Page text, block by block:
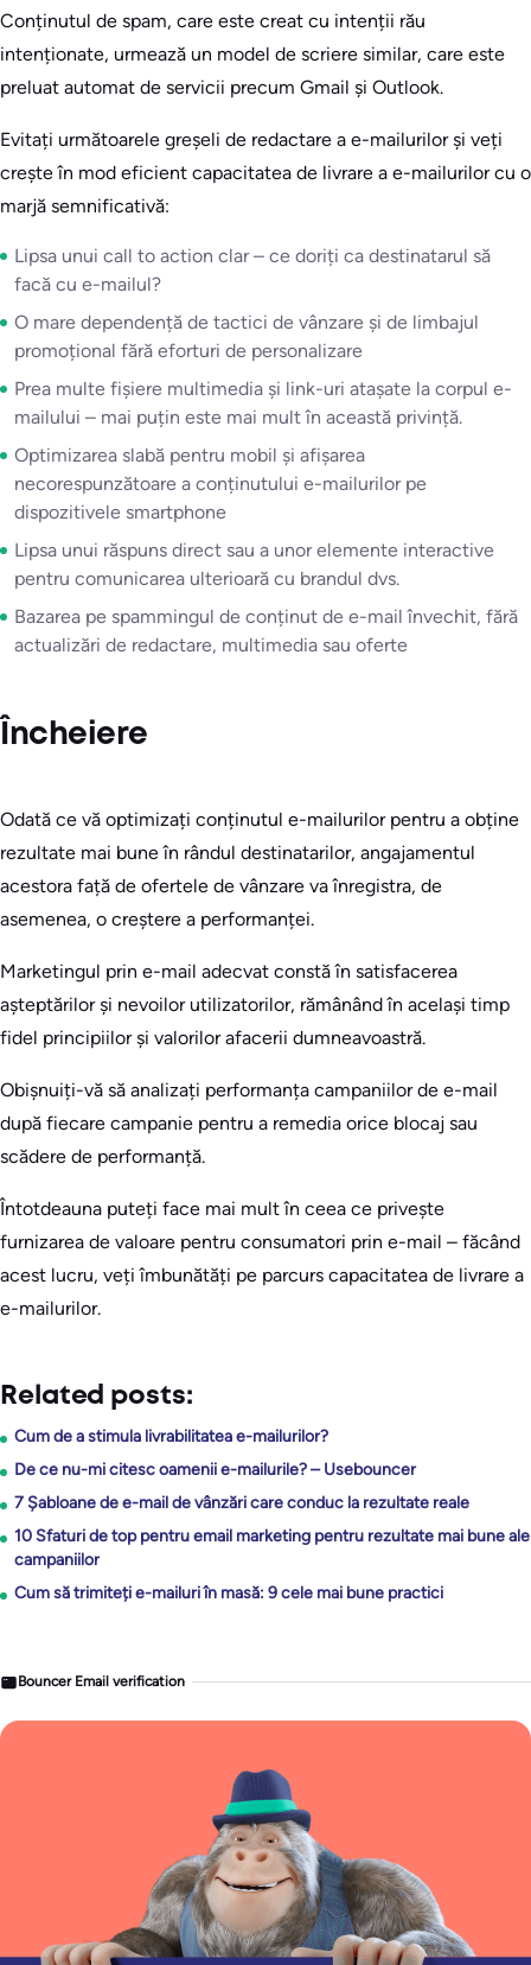
Conținutul de spam, care este creat cu intenții rău
intenționate, urmează un model de scriere similar, care este
preluat automat de servicii precum Gmail și Outlook.
Evitați următoarele greșeli de redactare a e-mailurilor și veți
crește în mod eficient capacitatea de livrare a e-mailurilor cu o
marjă semnificativă:
Lipsa unui call to action clar – ce doriți ca destinatarul să
facă cu e-mailul?
O mare dependență de tactici de vânzare și de limbajul
promoțional fără eforturi de personalizare
Prea multe fișiere multimedia și link-uri atașate la corpul e-
mailului – mai puțin este mai mult în această privință.
Optimizarea slabă pentru mobil și afișarea
necorespunzătoare a conținutului e-mailurilor pe
dispozitivele smartphone
Lipsa unui răspuns direct sau a unor elemente interactive
pentru comunicarea ulterioară cu brandul dvs.
Bazarea pe spammingul de conținut de e-mail învechit, fără
actualizări de redactare, multimedia sau oferte
Încheiere
Odată ce vă optimizați conținutul e-mailurilor pentru a obține
rezultate mai bune în rândul destinatarilor, angajamentul
acestora față de ofertele de vânzare va înregistra, de
asemenea, o creștere a performanței.
Marketingul prin e-mail adecvat constă în satisfacerea
așteptărilor și nevoilor utilizatorilor, rămânând în același timp
fidel principiilor și valorilor afacerii dumneavoastră.
Obișnuiți-vă să analizați performanța campaniilor de e-mail
după fiecare campanie pentru a remedia orice blocaj sau
scădere de performanță.
Întotdeauna puteți face mai mult în ceea ce privește
furnizarea de valoare pentru consumatori prin e-mail – făcând
acest lucru, veți îmbunătăți pe parcurs capacitatea de livrare a
e-mailurilor.
Related posts:
Cum de a stimula livrabilitatea e-mailurilor?
De ce nu-mi citesc oamenii e-mailurile? – Usebouncer
7 Șabloane de e-mail de vânzări care conduc la rezultate reale
10 Sfaturi de top pentru email marketing pentru rezultate mai bune ale
campaniilor
Cum să trimiteți e-mailuri în masă: 9 cele mai bune practici
Bouncer Email verification